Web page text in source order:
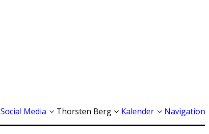
Social Media Thorsten Berg Kalender Navigation